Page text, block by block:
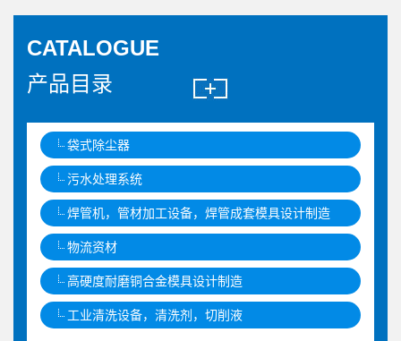
CATALOGUE
产品目录
袋式除尘器
污水处理系统
焊管机，管材加工设备，焊管成套模具设计制造
物流资材
高硬度耐磨铜合金模具设计制造
工业清洗设备，清洗剂，切削液